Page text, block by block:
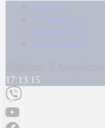
Αρχική
Kontra Live
Καταγγελίες
Επικοινωνία
17:13:17